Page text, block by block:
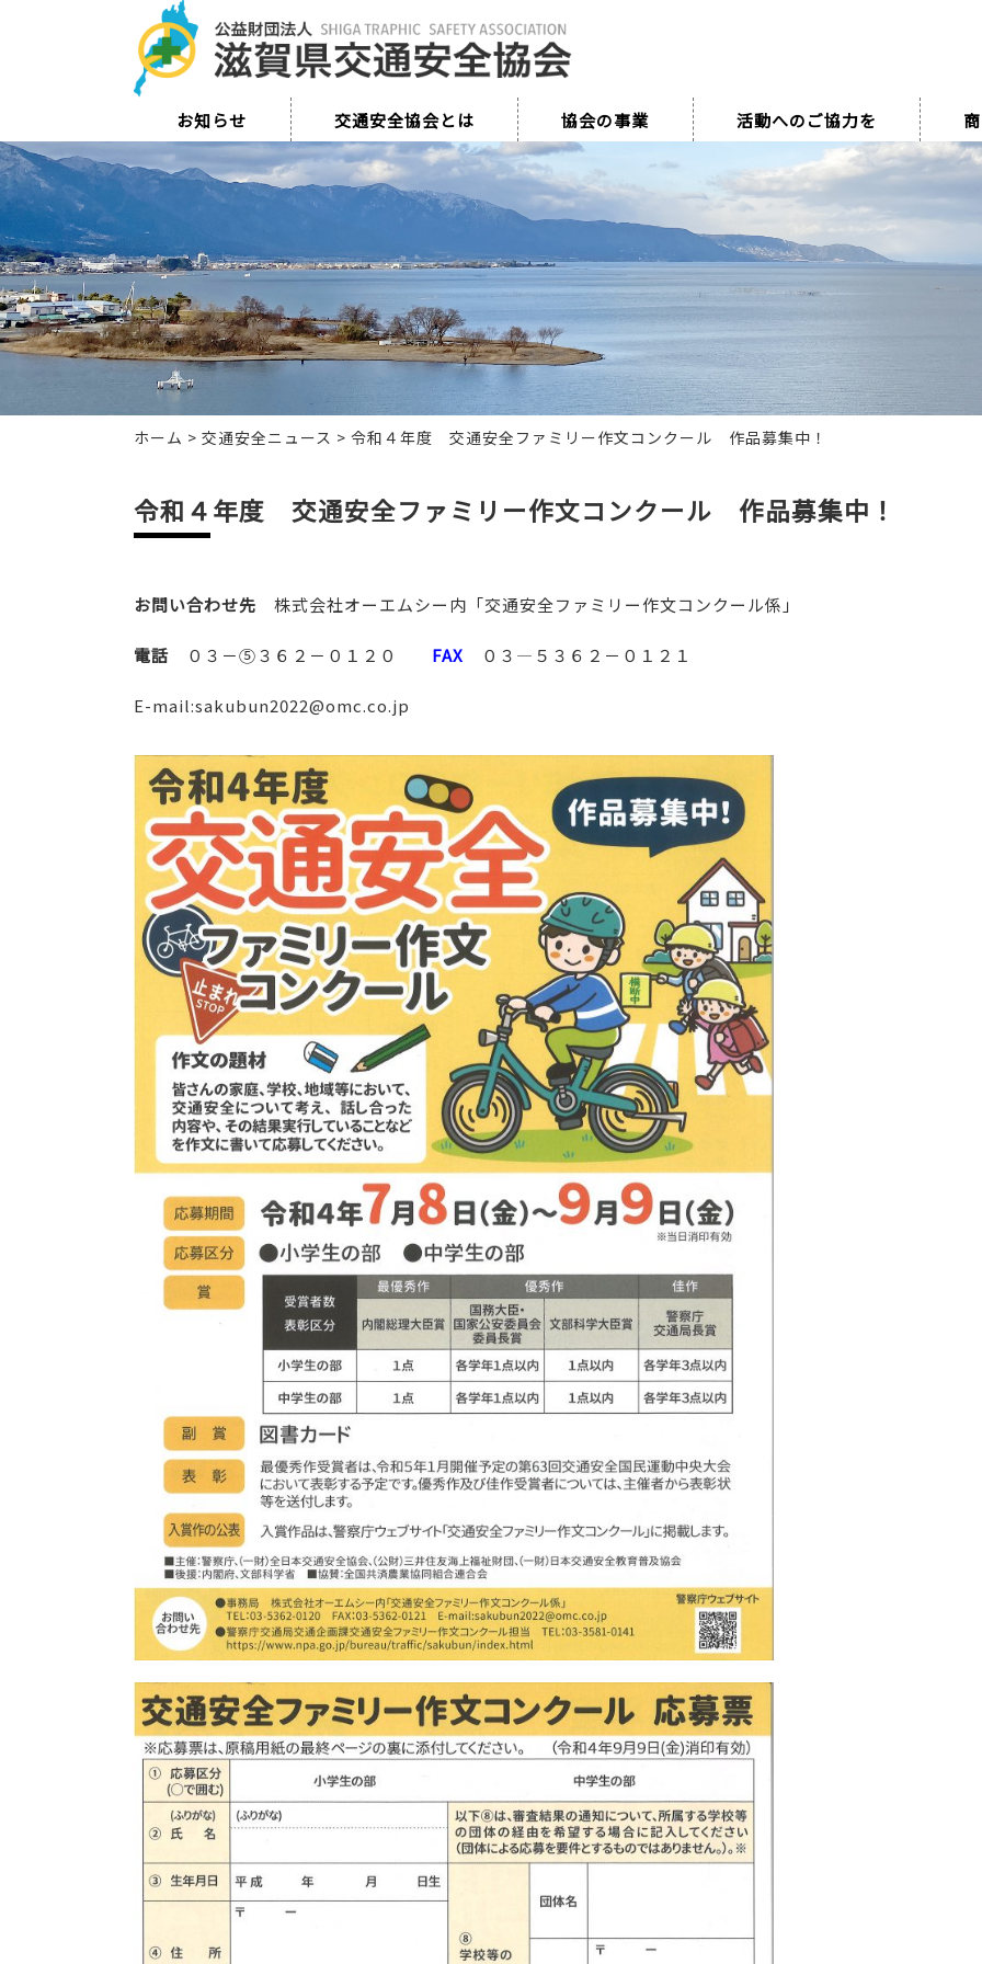
お知らせ 交通安全協会とは 協会の事業 活動へのご協力を
ホーム > 交通安全ニュース > 令和４年度 交通安全ファミリー作文コンクール 作品募集中！
令和４年度 交通安全ファミリー作文コンクール 作品募集中！
お問い合わせ先 株式会社オーエムシー内「交通安全ファミリー作文コンクール係」
電話 ０３－⑤３６２－０１２０ FAX ０３―５３６２－０１２１
E-mail:sakubun2022@omc.co.jp